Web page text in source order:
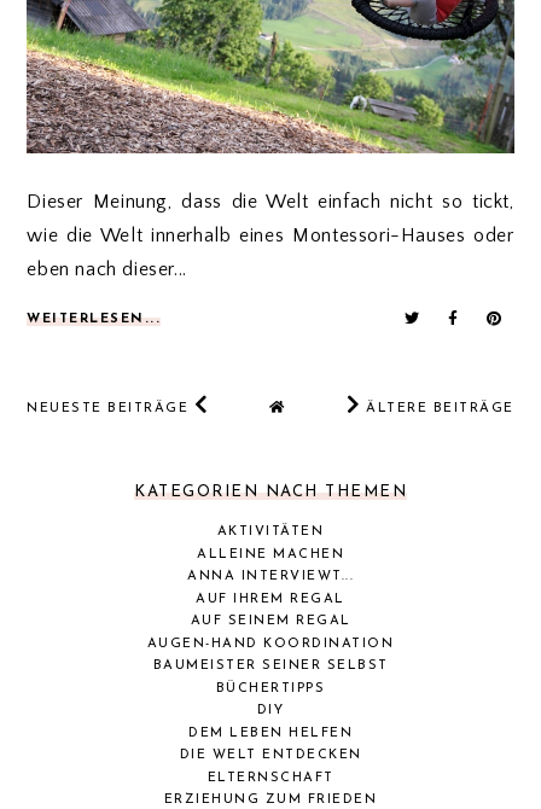
Dieser Meinung, dass die Welt einfach nicht so tickt,
wie die Welt innerhalb eines Montessori-Hauses oder
eben nach dieser...
WEITERLESEN...
NEUESTE BEITRÄGE ÄLTERE BEITRÄGE
KATEGORIEN NACH THEMEN
AKTIVITÄTEN
ALLEINE MACHEN
ANNA INTERVIEWT...
AUF IHREM REGAL
AUF SEINEM REGAL
AUGEN-HAND KOORDINATION
BAUMEISTER SEINER SELBST
BÜCHERTIPPS
DIY
DEM LEBEN HELFEN
DIE WELT ENTDECKEN
ELTERNSCHAFT
ERZIEHUNG ZUM FRIEDEN